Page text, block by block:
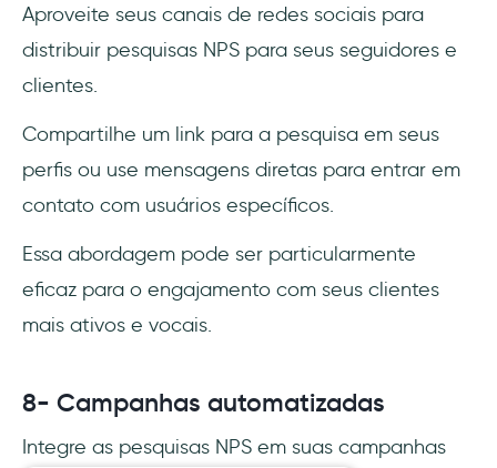
Aproveite seus canais de redes sociais para
distribuir pesquisas NPS para seus seguidores e
clientes.
Compartilhe um link para a pesquisa em seus
perfis ou use mensagens diretas para entrar em
contato com usuários específicos.
Essa abordagem pode ser particularmente
eficaz para o engajamento com seus clientes
mais ativos e vocais.
8- Campanhas automatizadas
Integre as pesquisas NPS em suas campanhas